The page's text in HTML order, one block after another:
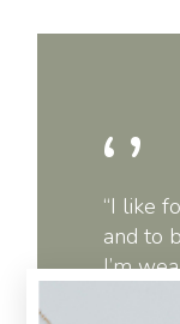
“I like
and to
I’m